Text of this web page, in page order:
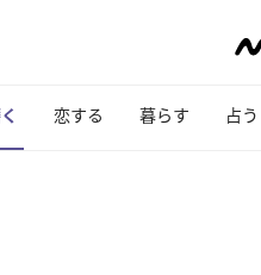
恋する 暮らす 占う